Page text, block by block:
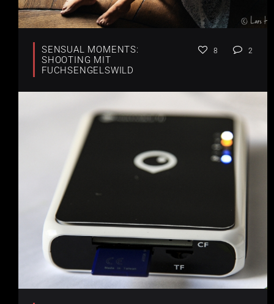
SENSUAL MOMENTS:
SHOOTING MIT
FUCHSENGELSWILD
8 2